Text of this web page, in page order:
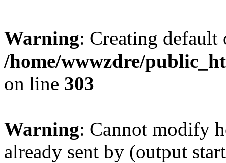
Warning: Creating
/home/wwwzdre/
on line 303
Warning: Cannot modify
already sent by (output